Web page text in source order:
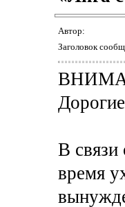
Автор:
Заголовок
В связи
время